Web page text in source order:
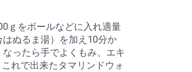
ｇをボールなどに入れ適量
ぬるま湯）を加え10分か
ったら手でよくもみ、エキ
れで出来たタマリンドウォ